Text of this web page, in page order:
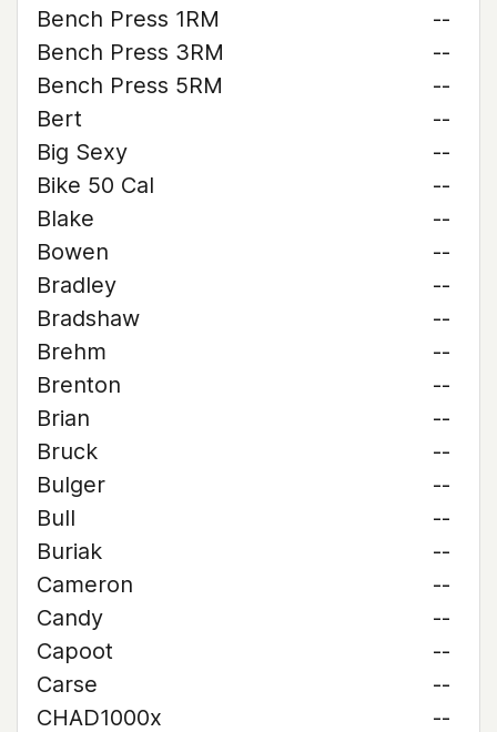
Bench Press 1RM
--
Bench Press 3RM
--
Bench Press 5RM
--
Bert
--
Big Sexy
--
Bike 50 Cal
--
Blake
--
Bowen
--
Bradley
--
Bradshaw
--
Brehm
--
Brenton
--
Brian
--
Bruck
--
Bulger
--
Bull
--
Buriak
--
Cameron
--
Candy
--
Capoot
--
Carse
--
CHAD1000x
--